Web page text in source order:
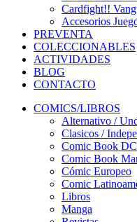
Cardfight!!
Accesorios
PREVENTA
COLECCIONABLES
ACTIVIDADES
BLOG
CONTACTO
COMICS/LIBROS
Alternativo /
Clasicos /
Comic Book DC
Comic Book
Cómic Europeo
Comic
Libros
Manga